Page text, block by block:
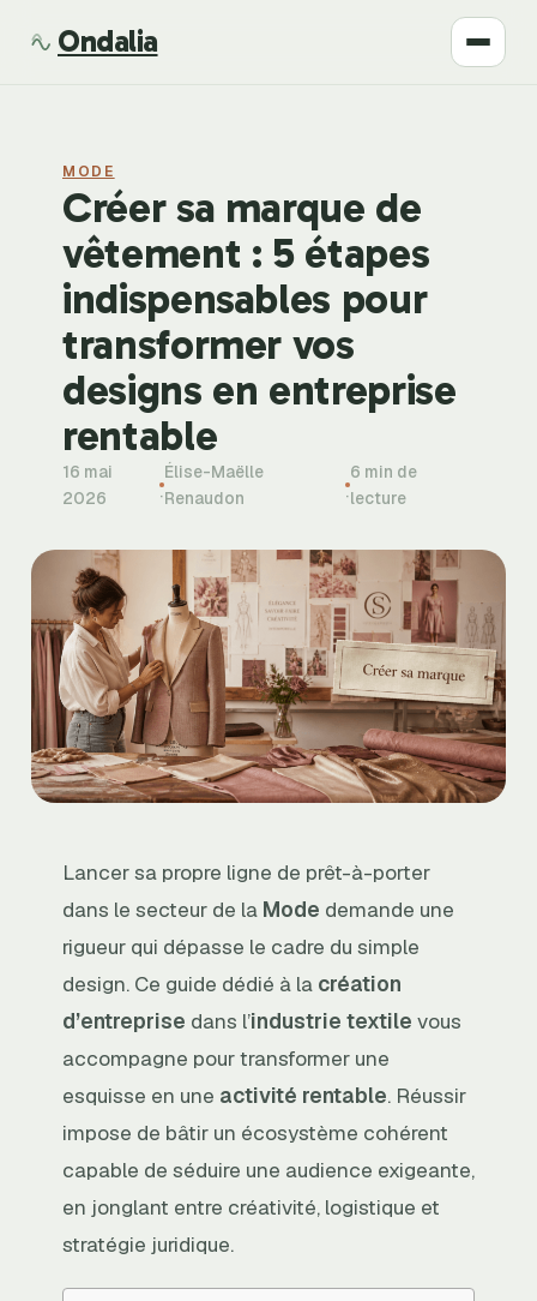
Ondalia
Beauté
Développement
Bien-être
MODE
Créer sa marque de
vêtement : 5 étapes
indispensables pour
transformer vos
designs en entreprise
rentable
16 mai
2026
·
Élise-Maëlle
Renaudon
·
6 min de
lecture
Lancer sa propre ligne de prêt-à-porter
dans le secteur de la Mode demande une
rigueur qui dépasse le cadre du simple
design. Ce guide dédié à la création
d’entreprise dans l’industrie textile vous
accompagne pour transformer une
esquisse en une activité rentable. Réussir
impose de bâtir un écosystème cohérent
capable de séduire une audience exigeante,
en jonglant entre créativité, logistique et
stratégie juridique.